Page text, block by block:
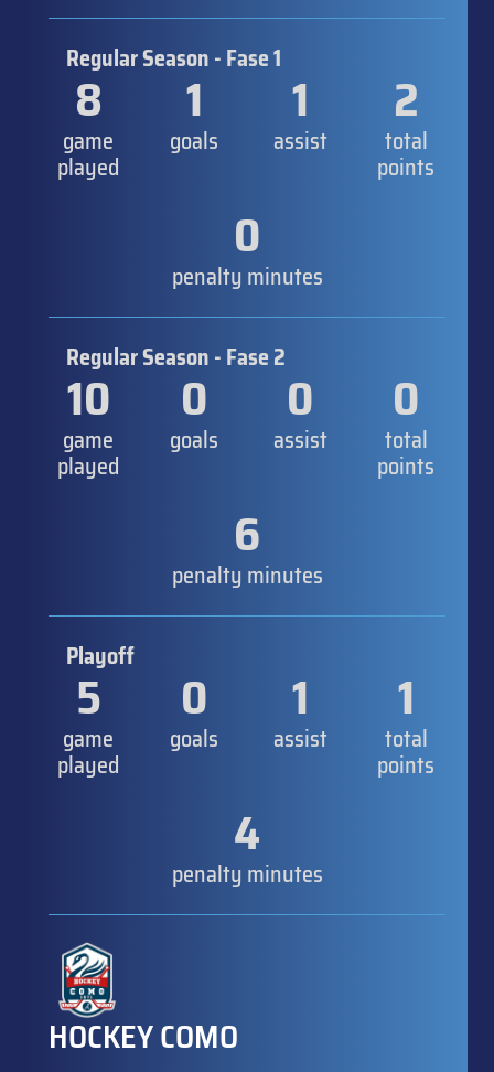
Regular Season - Fase 1
8
game
played
1
goals
1
assist
2
total
points
0
penalty minutes
Regular Season - Fase 2
10
game
played
0
goals
0
assist
0
total
points
6
penalty minutes
Playoff
5
game
played
0
goals
1
assist
1
total
points
4
penalty minutes
HOCKEY COMO